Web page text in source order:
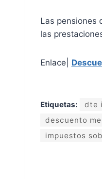
Las pensiones
las
Enlace|
Etiquetas: dte
descuento
impuestos